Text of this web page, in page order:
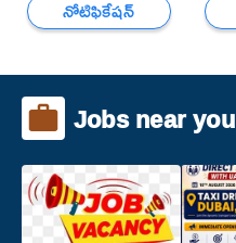
నోటిఫికేషన్
Jobs near you